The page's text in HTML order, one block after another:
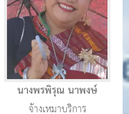
นางพรพิรุณ นาพงษ์
จ้างเหมาบริการ